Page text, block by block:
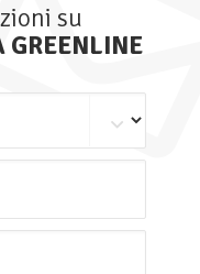
su
GREENLINE